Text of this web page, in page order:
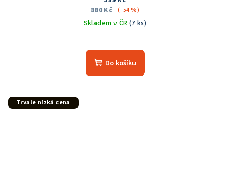
880 Kč (–54 %)
Skladem v ČR (7 ks)
hodnocení
produktu
Do košíku
Trvale nízká cena